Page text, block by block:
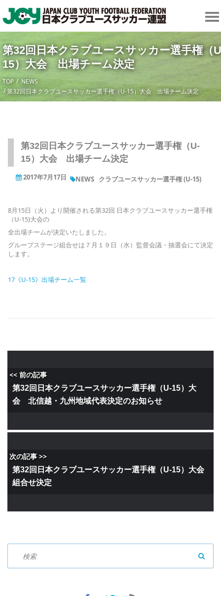
第32回日本クラブユースサッカー選手権（
15）大会 出場チーム決定
TOP
NEWS
第32回日本クラブユースサッカー選手権（U-15）大会 出場チーム決定
第32回日本クラブユースサッカー選手権（U-
15）大会 出場チーム決定
2017年7月17日 NEWS クラブユースサッカー選手権 (U-15)
8月15日（火）より開催される第32回 日本クラブユースサッカー選手権
（U-15)大会の
全出場チームが決定いたしました。
グループステージ組合せは７月１９日（水）監督会議・抽選会にて決定
します。
17《U-15》出場チーム一覧
<< 前の記事
第32回日本クラブユースサッカー選手権（U-15）大
会 北信越・九州地域代表決定のお知らせ
次の記事 >>
第32回日本クラブユースサッカー選手権（U-15）大会
組合せ決定